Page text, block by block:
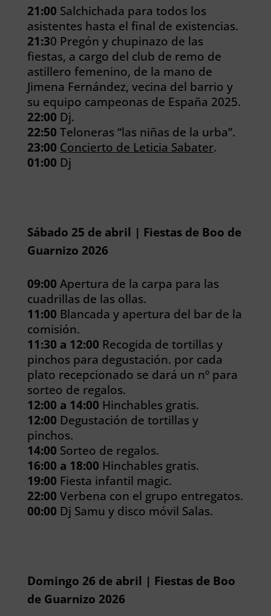
21:00 Salchichada para todos los
asistentes hasta el final de existencias.
21:30 Pregón y chupinazo de las
fiestas, a cargo del club de remo de
astillero femenino, de la mano de
Jimena Fernández, vecina del barrio y
su equipo campeonas de España 2025.
22:00 Dj.
22:50 Teloneras “las niñas de la urba”.
23:00 Concierto de Leticia Sabater.
01:00 Dj
Sábado 25 de abril | Fiestas de Boo de
Guarnizo 2026
09:00 Apertura de la carpa para las
cuadrillas de las ollas.
11:00 Blancada y apertura del bar de la
comisión.
11:30 a 12:00 Recogida de tortillas y
pinchos para degustación. por cada
plato recepcionado se dará un nº para
sorteo de regalos.
12:00 a 14:00 Hinchables gratis.
12:00 Degustación de tortillas y
pinchos.
14:00 Sorteo de regalos.
16:00 a 18:00 Hinchables gratis.
19:00 Fiesta infantil magic.
22:00 Verbena con el grupo entregatos.
00:00 Dj Samu y disco móvil Salas.
Domingo 26 de abril | Fiestas de Boo
de Guarnizo 2026